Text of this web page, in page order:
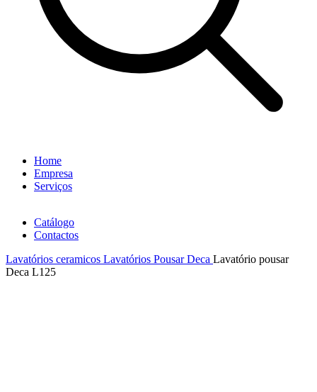
Home
Empresa
Serviços
Catálogo
Contactos
Lavatórios ceramicos Lavatórios Pousar Deca Lavatório pousar
Deca L125